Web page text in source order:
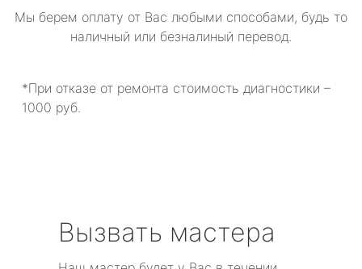
Мы берем оплату от Вас любыми способами, будь то
наличный или безналиный перевод.
*При отказе от ремонта стоимость диагностики –
1000 руб.
Вызвать мастера